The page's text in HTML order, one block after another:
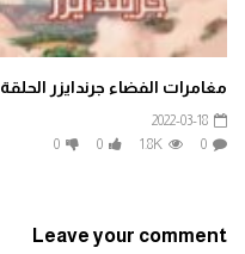
مغامرات الفضاء جرندايزر الحلقة 72
2022-03-18
0
1.8K
0
0
Leave your comment